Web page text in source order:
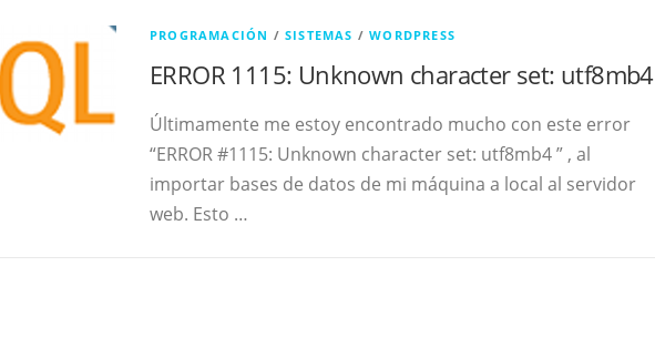
PROGRAMACIÓN /SISTEMAS /WORDPRESS
ERROR 1115: Unknown character set: utf8mb4
Últimamente me estoy encontrado mucho con este error
“ERROR #1115: Unknown character set: utf8mb4 ” , al
importar bases de datos de mi máquina a local al servidor
web. Esto …